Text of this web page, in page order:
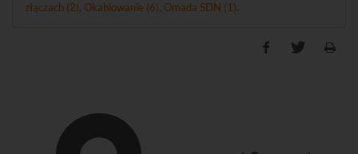
złączach (2) Okablowanie (6) Omada SDN (1)